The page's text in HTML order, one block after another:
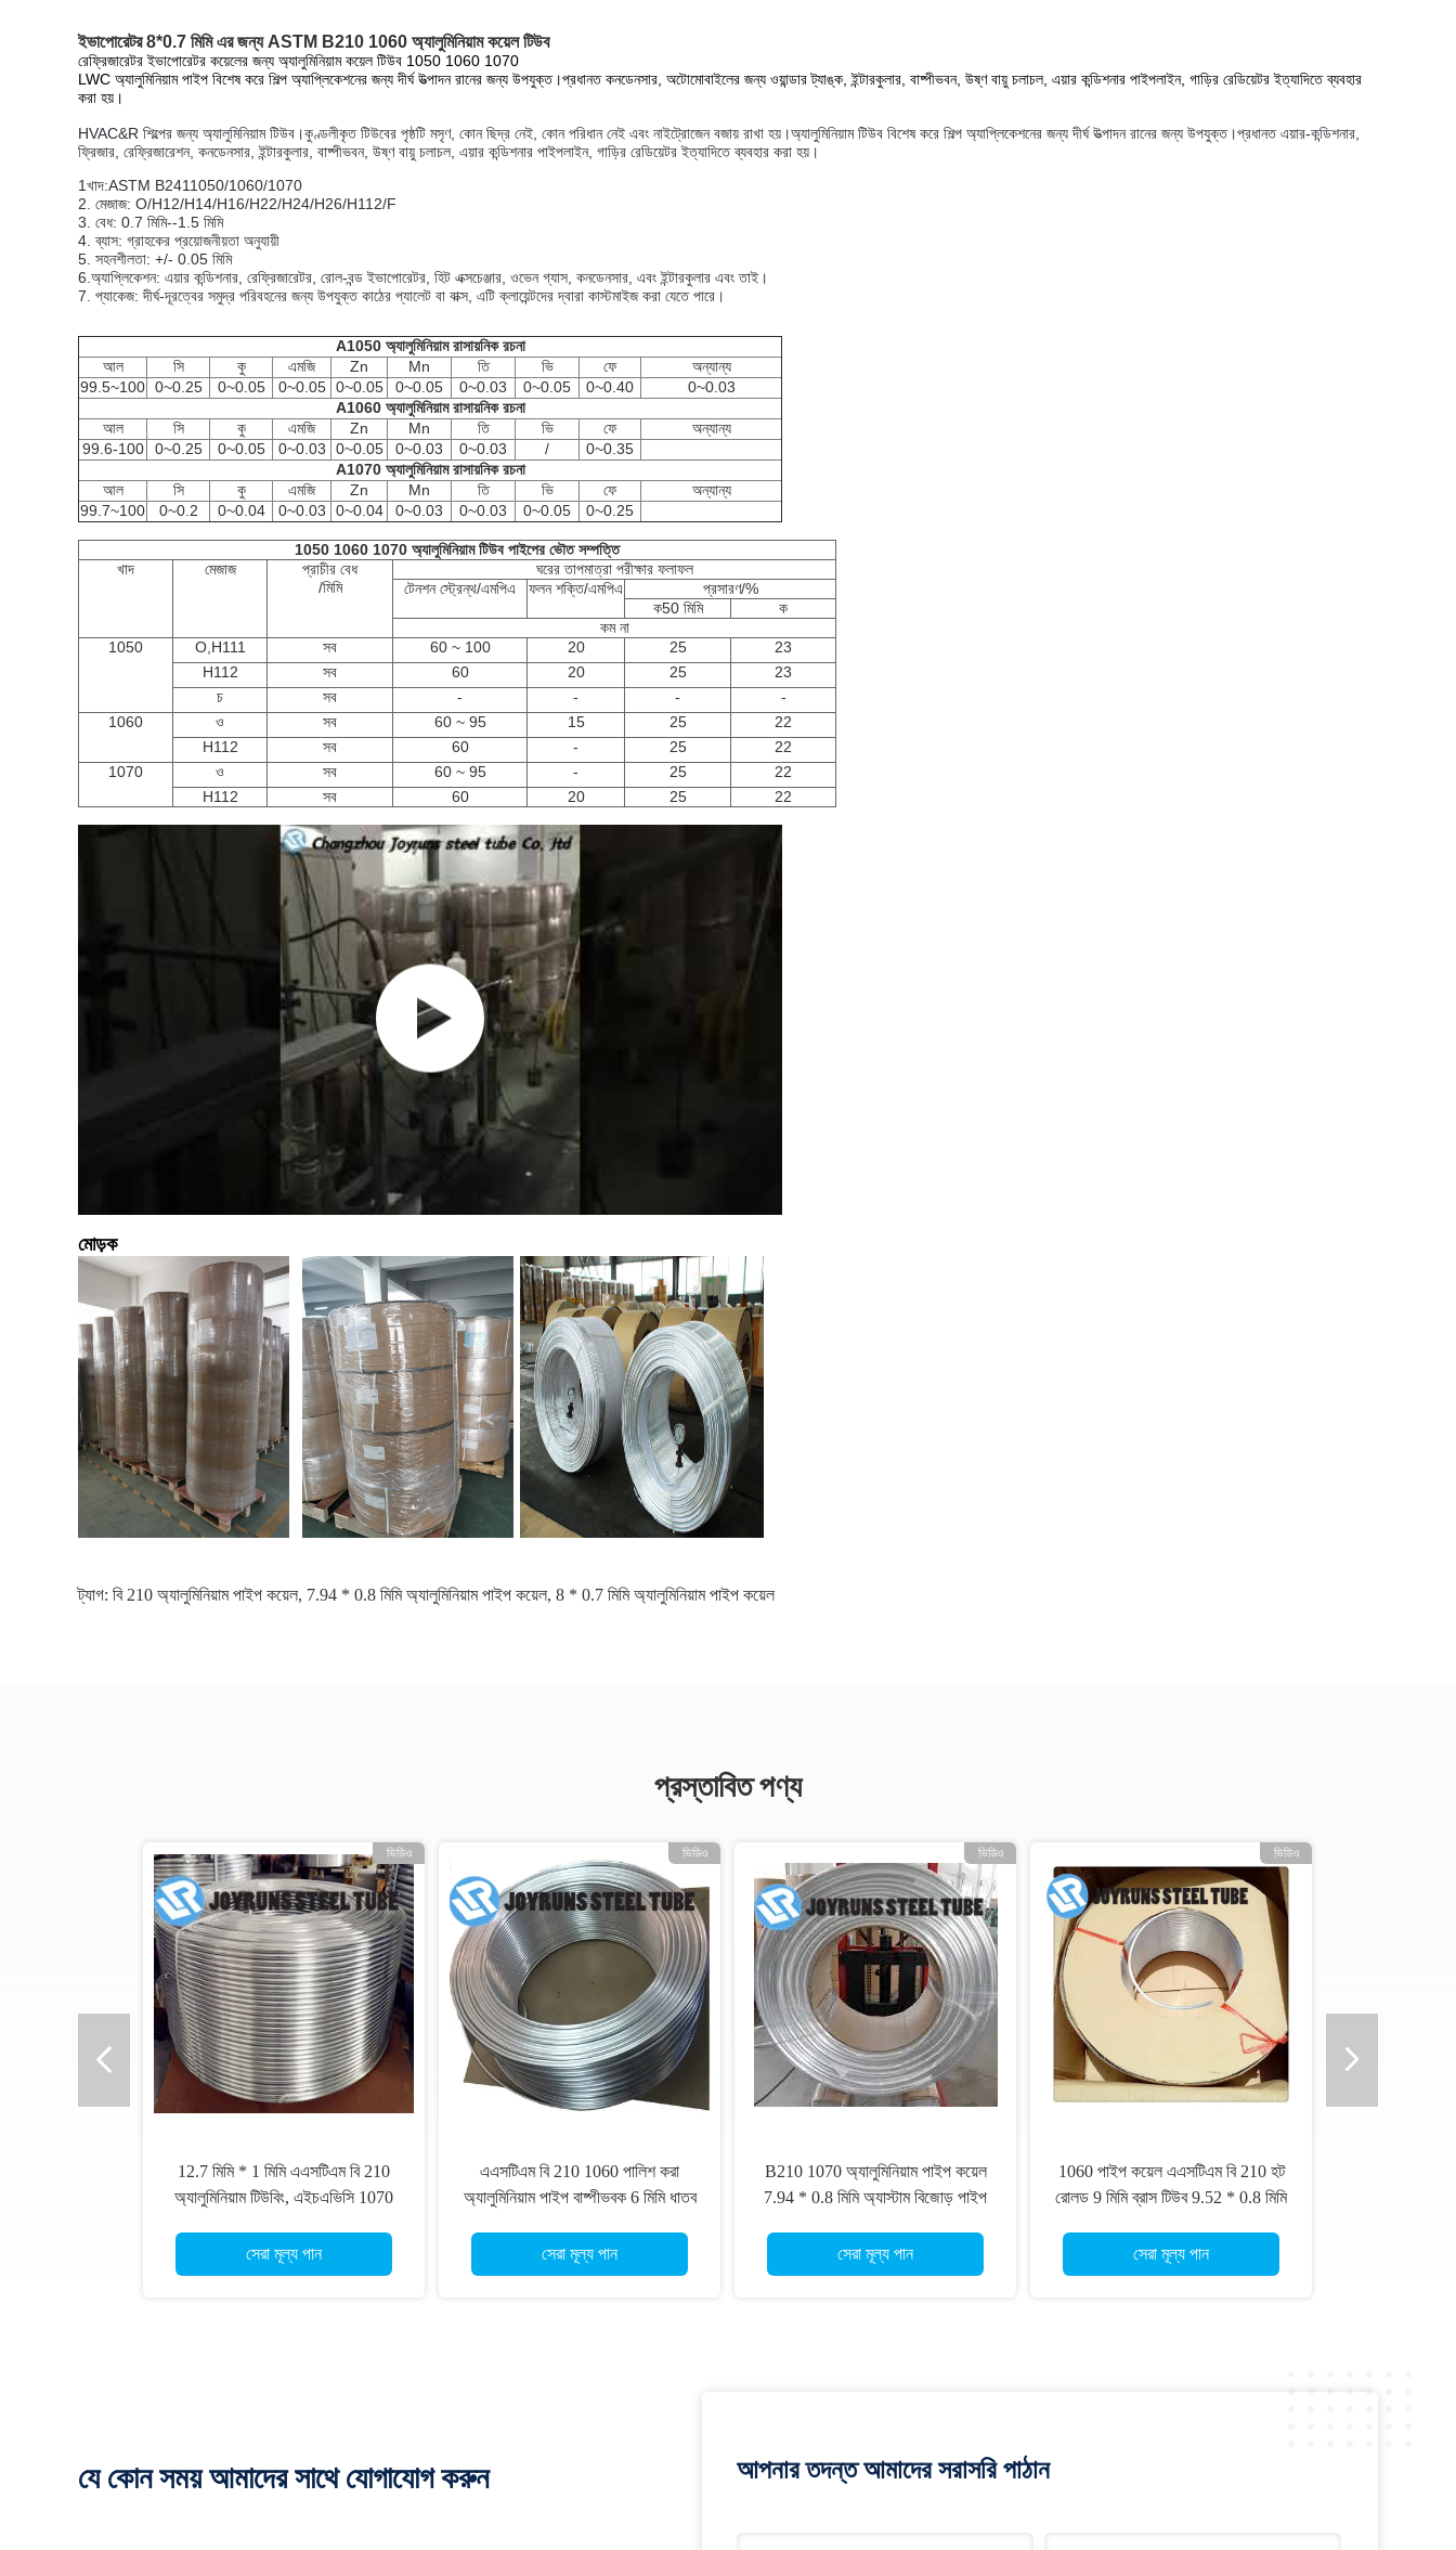
ইভাপোরেটর 8*0.7 মিমি এর জন্য ASTM B210 1060 অ্যালুমিনিয়াম কয়েল টিউব
রেফ্রিজারেটর ইভাপোরেটর কয়েলের জন্য অ্যালুমিনিয়াম কয়েল টিউব 1050 1060 1070
LWC অ্যালুমিনিয়াম পাইপ বিশেষ করে শিল্প অ্যাপ্লিকেশনের জন্য দীর্ঘ উত্পাদন রানের জন্য উপযুক্ত।প্রধানত কনডেনসার, অটোমোবাইলের জন্য ওয়ান্ডার ট্যাঙ্ক, ইন্টারকুলার, বাষ্পীভবন, উষ্ণ বায়ু চলাচল, এয়ার কন্ডিশনার পাইপলাইন, গাড়ির রেডিয়েটর ইত্যাদিতে ব্যবহার
করা হয়।
HVAC&R শিল্পের জন্য অ্যালুমিনিয়াম টিউব।কুণ্ডলীকৃত টিউবের পৃষ্ঠটি মসৃণ, কোন ছিদ্র নেই, কোন পরিধান নেই এবং নাইট্রোজেন বজায় রাখা হয়।অ্যালুমিনিয়াম টিউব বিশেষ করে শিল্প অ্যাপ্লিকেশনের জন্য দীর্ঘ উত্পাদন রানের জন্য উপযুক্ত।প্রধানত এয়ার-কন্ডিশনার,
ফ্রিজার, রেফ্রিজারেশন, কনডেনসার, ইন্টারকুলার, বাষ্পীভবন, উষ্ণ বায়ু চলাচল, এয়ার কন্ডিশনার পাইপলাইন, গাড়ির রেডিয়েটর ইত্যাদিতে ব্যবহার করা হয়।
1খাদ:ASTM B2411050/1060/1070
2. মেজাজ: O/H12/H14/H16/H22/H24/H26/H112/F
3. বেধ: 0.7 মিমি--1.5 মিমি
4. ব্যাস: গ্রাহকের প্রয়োজনীয়তা অনুযায়ী
5. সহনশীলতা: +/- 0.05 মিমি
6.অ্যাপ্লিকেশন: এয়ার কন্ডিশনার, রেফ্রিজারেটর, রোল-বন্ড ইভাপোরেটর, হিট এক্সচেঞ্জার, ওভেন গ্যাস, কনডেনসার, এবং ইন্টারকুলার এবং তাই।
7. প্যাকেজ: দীর্ঘ-দূরত্বের সমুদ্র পরিবহনের জন্য উপযুক্ত কাঠের প্যালেট বা বাক্স, এটি ক্লায়েন্টদের দ্বারা কাস্টমাইজ করা যেতে পারে।
A1050 অ্যালুমিনিয়াম রাসায়নিক রচনা
আল
সি কু এমজি Zn Mn তি ভি ফে
অন্যান্য
99.5~100 0~0.25 0~0.05 0~0.05 0~0.05 0~0.05 0~0.03 0~0.05 0~0.40
0~0.03
A1060 অ্যালুমিনিয়াম রাসায়নিক রচনা
আল
সি কু এমজি Zn Mn তি ভি ফে
অন্যান্য
99.6-100
0~0.25 0~0.05 0~0.03 0~0.05 0~0.03 0~0.03 /
0~0.35
A1070 অ্যালুমিনিয়াম রাসায়নিক রচনা
আল
সি কু এমজি Zn Mn তি ভি ফে
অন্যান্য
99.7~100
0~0.2 0~0.04 0~0.03 0~0.04 0~0.03 0~0.03 0~0.05 0~0.25
1050 1060 1070 অ্যালুমিনিয়াম টিউব পাইপের ভৌত সম্পত্তি
খাদ
মেজাজ
প্রাচীর বেধ
/মিমি
ঘরের তাপমাত্রা পরীক্ষার ফলাফল
টেনশন স্ট্রেন্থ/এমপিএ
ফলন শক্তি/এমপিএ
প্রসারণ/%
ক50 মিমি
ক
কম না
1050
O,H111 সব 60 ~ 100 20 25
23
H112
সব 60 20 25
23
চ
সব - - -
-
1060
ও সব 60 ~ 95 15 25
22
H112
সব 60 - 25
22
1070
ও সব 60 ~ 95 - 25
22
H112
সব 60 20 25 22
মোড়ক
ট্যাগ: বি 210 অ্যালুমিনিয়াম পাইপ কয়েল, 7.94 * 0.8 মিমি অ্যালুমিনিয়াম পাইপ কয়েল, 8 * 0.7 মিমি অ্যালুমিনিয়াম পাইপ কয়েল
প্রস্তাবিত পণ্য
ভিডিও
12.7 মিমি * 1 মিমি এএসটিএম বি 210
অ্যালুমিনিয়াম টিউবিং, এইচএভিসি 1070
সেরা মূল্য পান
ভিডিও
এএসটিএম বি 210 1060 পালিশ করা
অ্যালুমিনিয়াম পাইপ বাষ্পীভবক 6 মিমি ধাতব
সেরা মূল্য পান
ভিডিও
B210 1070 অ্যালুমিনিয়াম পাইপ কয়েল
7.94 * 0.8 মিমি অ্যাস্টাম বিজোড় পাইপ
সেরা মূল্য পান
ভিডিও
1060 পাইপ কয়েল এএসটিএম বি 210 হট
রোলড 9 মিমি ব্রাস টিউব 9.52 * 0.8 মিমি
সেরা মূল্য পান
যে কোন সময় আমাদের সাথে যোগাযোগ করুন আপনার তদন্ত আমাদের সরাসরি পাঠান